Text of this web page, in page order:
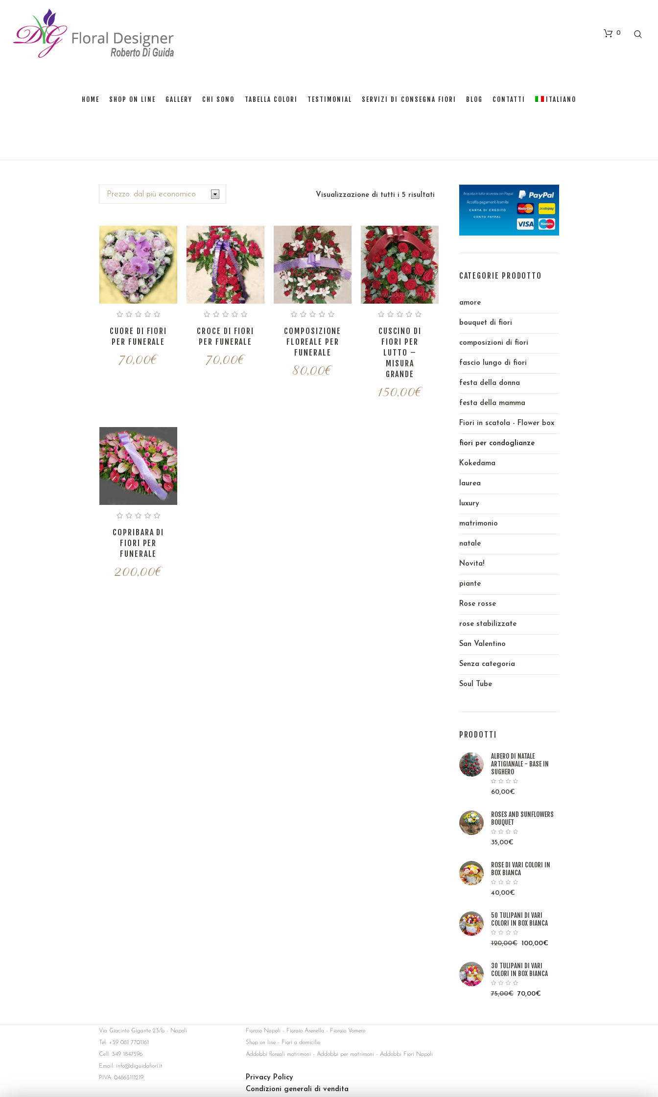
0
HOME SHOP ON LINE GALLERY CHI SONO TABELLA COLORI TESTIMONIAL SERVIZI DI CONSEGNA FIORI BLOG CONTATTI ITALIANO
fiori per condoglianze
Visualizzazione di tutti i 5 risultati
CUORE DI FIORI
PER FUNERALE
70,00€
CROCE DI FIORI
PER FUNERALE
70,00€
COMPOSIZIONE
FLOREALE PER
FUNERALE
80,00€
CUSCINO DI
FIORI PER
LUTTO –
MISURA
GRANDE
150,00€
COPRIBARA DI
FIORI PER
FUNERALE
200,00€
CATEGORIE PRODOTTO
amore
bouquet di fiori
composizioni di fiori
fascio lungo di fiori
festa della donna
festa della mamma
Fiori in scatola - Flower box
fiori per condoglianze
Kokedama
laurea
luxury
matrimonio
natale
Novita!
piante
Rose rosse
rose stabilizzate
San Valentino
Senza categoria
Soul Tube
PRODOTTI
ALBERO DI NATALE
ARTIGIANALE - BASE IN
SUGHERO
60,00€
ROSES AND SUNFLOWERS
BOUQUET
35,00€
ROSE DI VARI COLORI IN
BOX BIANCA
40,00€
50 TULIPANI DI VARI
COLORI IN BOX BIANCA
120,00€ 100,00€
30 TULIPANI DI VARI
COLORI IN BOX BIANCA
75,00€ 70,00€
Via Giacinto Gigante 23/b - Napoli
Tel: +39 081 7701161
Cell: 349 1847596
Email: info@diguidafiori.it
P.IVA: 04863111219
Fioraio Napoli - Fioraio Arenella - Fioraio Vomero
Shop on line - Fiori a domicilio
Addobbi floreali matrimoni - Addobbi per matrimoni - Addobbi Fiori Napoli
Privacy Policy
Condizioni generali di vendita